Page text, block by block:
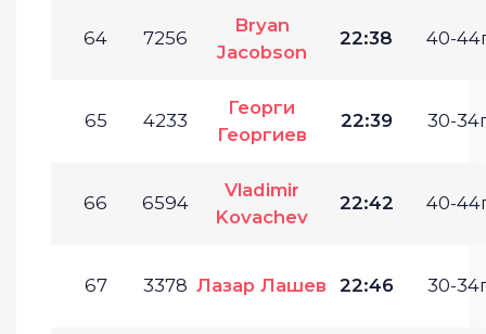
64 7256
Bryan
Jacobson
22:38 40-
65 4233
Георги
Георгиев
22:39 30-
66 6594
Vladimir
Kovachev
22:42 40-
67 3378 Лазар Лашев 22:46 30-